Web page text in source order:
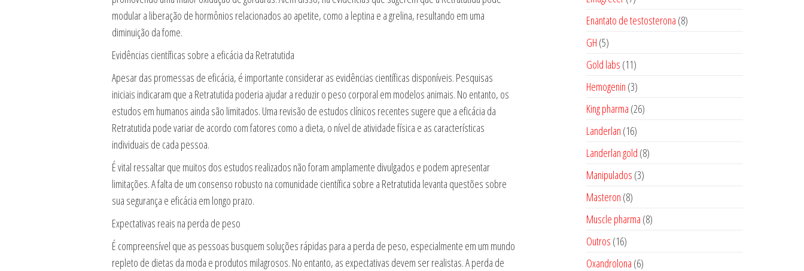
modular a liberação de hormônios relacionados ao apetite, como a leptina e a grelina, resultando em uma
diminuição da fome.
Evidências científicas sobre a eficácia da Retratutida
Apesar das promessas de eficácia, é importante considerar as evidências científicas disponíveis. Pesquisas
iniciais indicaram que a Retratutida poderia ajudar a reduzir o peso corporal em modelos animais. No entanto, os
estudos em humanos ainda são limitados. Uma revisão de estudos clínicos recentes sugere que a eficácia da
Retratutida pode variar de acordo com fatores como a dieta, o nível de atividade física e as características
individuais de cada pessoa.
É vital ressaltar que muitos dos estudos realizados não foram amplamente divulgados e podem apresentar
limitações. A falta de um consenso robusto na comunidade científica sobre a Retratutida levanta questões sobre
sua segurança e eficácia em longo prazo.
Expectativas reais na perda de peso
É compreensível que as pessoas busquem soluções rápidas para a perda de peso, especialmente em um mundo
repleto de dietas da moda e produtos milagrosos. No entanto, as expectativas devem ser realistas. A perda de
produtos
Enantato de testosterona 88
GH 55
produtos
Gold labs 1111
produtos
Hemogenin 33
produtos
King pharma 2626
Landerlan 1616
produtos
Landerlan gold 88
Manipulados 33
Masteron 88
produtos
Muscle pharma 88
Outros 1616
produtos
Oxandrolona 66